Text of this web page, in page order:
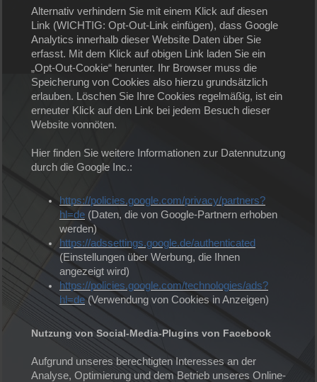
Alternativ verhindern Sie mit einem Klick auf diesen
Link (WICHTIG: Opt-Out-Link einfügen), dass Google
Analytics innerhalb dieser Website Daten über Sie
erfasst. Mit dem Klick auf obigen Link laden Sie ein
„Opt-Out-Cookie“ herunter. Ihr Browser muss die
Speicherung von Cookies also hierzu grundsätzlich
erlauben. Löschen Sie Ihre Cookies regelmäßig, ist ein
erneuter Klick auf den Link bei jedem Besuch dieser
Website vonnöten.
Hier finden Sie weitere Informationen zur Datennutzung
durch die Google Inc.:
https://policies.google.com/privacy/partners?
hl=de (Daten, die von Google-Partnern erhoben
werden)
https://adssettings.google.de/authenticated
(Einstellungen über Werbung, die Ihnen
angezeigt wird)
https://policies.google.com/technologies/ads?
hl=de (Verwendung von Cookies in Anzeigen)
Nutzung von Social-Media-Plugins von Facebook
Aufgrund unseres berechtigten Interesses an der
Analyse, Optimierung und dem Betrieb unseres Online-